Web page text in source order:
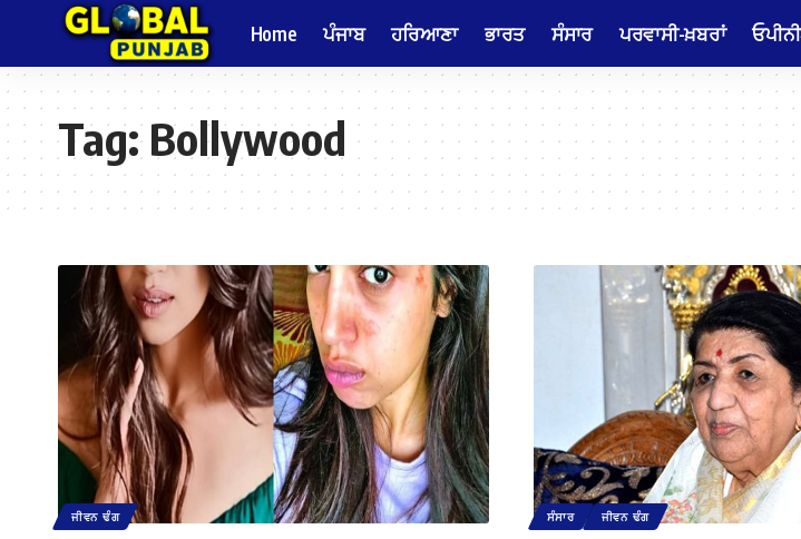
Home ਪੰਜਾਬ ਹਰਿਆਣਾ ਭਾਰਤ ਸੰਸਾਰ ਪਰਵਾਸੀ-ਖ਼ਬਰਾਂ
Tag:Bollywood
ਜੀਵਨ ਢੰਗ ਸੰਸਾਰ ਜੀਵਨ ਢੰਗ